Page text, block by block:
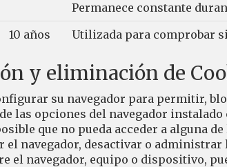
Permanece constante
10 años Utilizada para comprobar
y eliminación de
su navegador para permitir,
las opciones del navegador
que no pueda acceder a alguna
el navegador, desactivar o
el navegador, equipo o dispositivo,